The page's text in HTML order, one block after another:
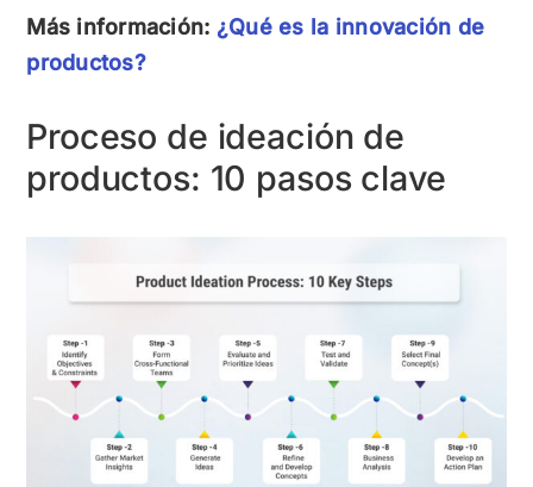
Más información: ¿Qué es la innovación de
productos?
Proceso de ideación de
productos: 10 pasos clave